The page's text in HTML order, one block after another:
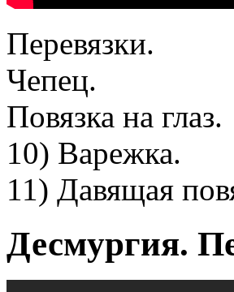
Перевязки.
Чепец.
Повязка на глаз.
10) Варежка.
11) Давящая
Десмургия.